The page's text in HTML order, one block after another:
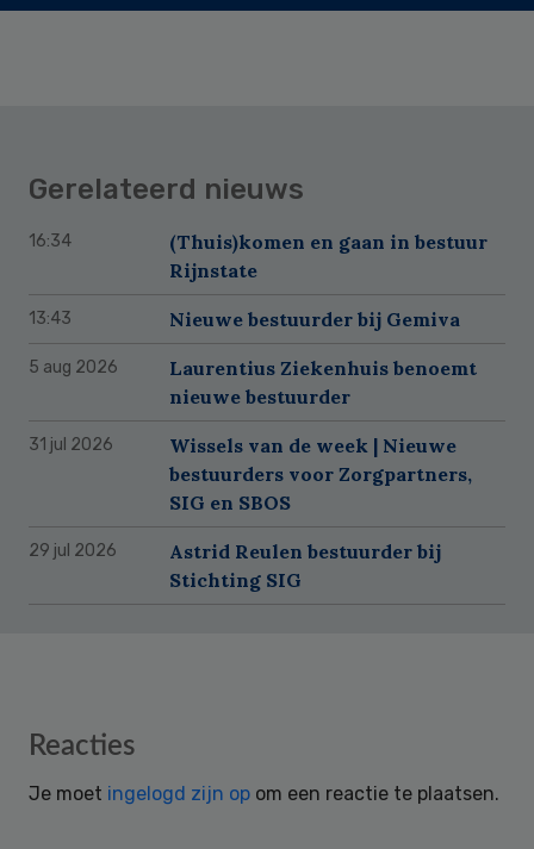
Gerelateerd nieuws
16:34
(Thuis)komen en gaan in bestuur
Rijnstate
13:43 Nieuwe bestuurder bij Gemiva
5 aug 2026
Laurentius Ziekenhuis benoemt
nieuwe bestuurder
31 jul 2026
Wissels van de week | Nieuwe
bestuurders voor Zorgpartners,
SIG en SBOS
29 jul 2026
Astrid Reulen bestuurder bij
Stichting SIG
Reader
Reacties
Je moet ingelogd zijn op om een reactie te plaatsen.